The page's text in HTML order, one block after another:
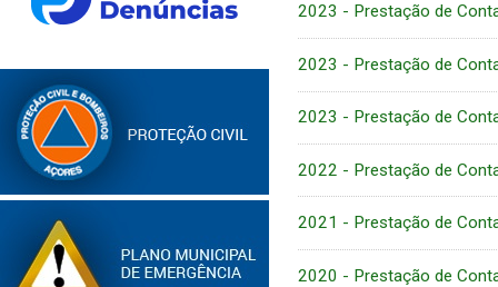
2023 - Prestação de
2023 - Prestação de
2023 - Prestação de
2022 - Prestação de
2021 - Prestação de
2020 - Prestação de